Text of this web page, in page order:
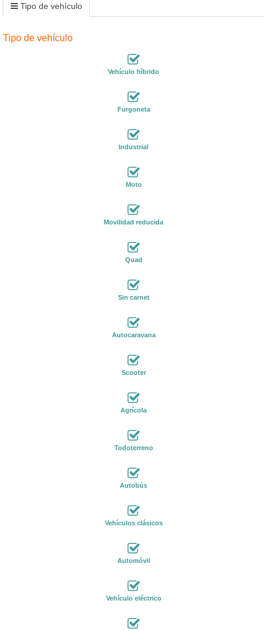
Tipo de vehículo
Tipo de vehículo
Vehículo híbrido
Furgoneta
Industrial
Moto
Movilidad reducida
Quad
Sin carnet
Autocaravana
Scooter
Agrícola
Todoterreno
Autobús
Vehículos clásicos
Automóvil
Vehículo eléctrico